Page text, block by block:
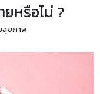
หรือไม่ ?
สุขภาพ